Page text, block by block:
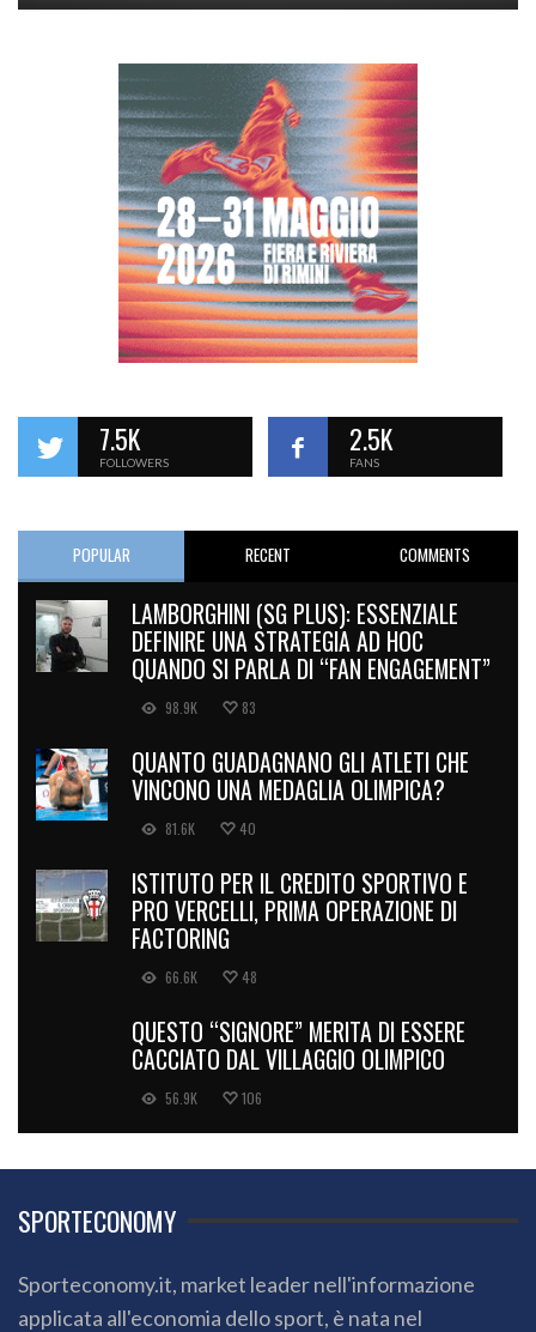
7.5K
FOLLOWERS
2.5K
FANS
POPULAR RECENT COMMENTS
LAMBORGHINI (SG PLUS): ESSENZIALE
DEFINIRE UNA STRATEGIA AD HOC
QUANDO SI PARLA DI “FAN ENGAGEMENT”
98.9K 83
QUANTO GUADAGNANO GLI ATLETI CHE
VINCONO UNA MEDAGLIA OLIMPICA?
81.6K 40
ISTITUTO PER IL CREDITO SPORTIVO E
PRO VERCELLI, PRIMA OPERAZIONE DI
FACTORING
66.6K 48
QUESTO “SIGNORE” MERITA DI ESSERE
CACCIATO DAL VILLAGGIO OLIMPICO
56.9K 106
SPORTECONOMY
Sporteconomy.it, market leader nell'informazione
applicata all'economia dello sport, è nata nel